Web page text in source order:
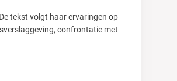
tekst volgt haar ervaringen op
confrontatie met